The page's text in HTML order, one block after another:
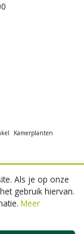
Kamerplanten
Als je op onze
gebruik hiervan.
Meer